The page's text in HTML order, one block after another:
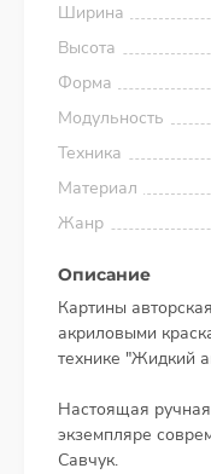
Ширина
Высота
Форма
Модульность
Техника
Материал
Жанр
Описание
Картины
акриловыми
технике "Жидкий
Настоящая
экземпляре
Савчук.